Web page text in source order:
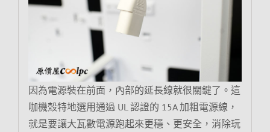
因為電源裝在前面，內部的延長線就很關鍵了。這
咖機殼特地選用通過 UL 認證的 15A 加粗電源線，
就是要讓大瓦數電源跑起來更穩、更安全，消除玩